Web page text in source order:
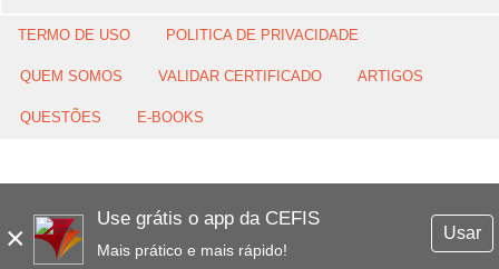
×
Use grátis o app da CEFIS
Mais prático e mais rápido!
Usar
TERMO DE USO POLITICA DE PRIVACIDADE
QUEM SOMOS VALIDAR CERTIFICADO ARTIGOS
QUESTÕES E-BOOKS